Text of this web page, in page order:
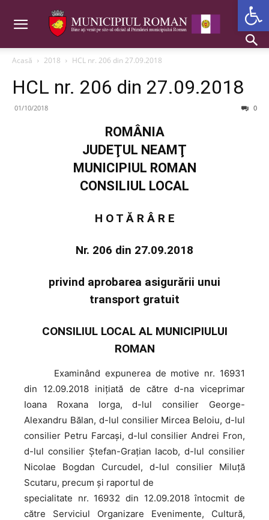
Acasă 2018 HCL nr. 206 din 27.09.2018
HCL nr. 206 din 27.09.2018
01/10/2018 0
ROMÂNIA
JUDEŢUL NEAMŢ
MUNICIPIUL ROMAN
CONSILIUL LOCAL
H O T Ă R Â R E
Nr. 206 din 27.09.2018
privind aprobarea asigurării unui
transport gratuit
CONSILIUL LOCAL AL MUNICIPIULUI
ROMAN
Examinând expunerea de motive nr. 16931
din 12.09.2018 iniţiată de către d-na viceprimar
Ioana Roxana Iorga, d-lul consilier George-
Alexandru Bălan, d-lul consilier Mircea Beloiu, d-lul
consilier Petru Farcaşi, d-lul consilier Andrei Fron,
d-lul consilier Ștefan-Grațian Iacob, d-lul consilier
Nicolae Bogdan Curcudel, d-lul consilier Miluță
Scutaru, precum şi raportul de
specialitate nr. 16932 din 12.09.2018 întocmit de
către Serviciul Organizare Evenimente, Cultură,